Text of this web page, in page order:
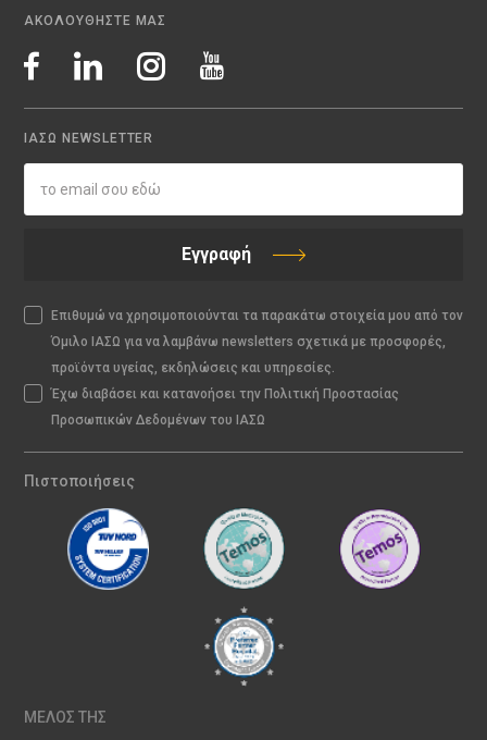
ΑΚΟΛΟΥΘΗΣΤΕ ΜΑΣ
ΙΑΣΩ NEWSLETTER
Εγγραφή
Επιθυμώ να χρησιμοποιούνται τα παρακάτω στοιχεία μου από τον
Όμιλο ΙΑΣΩ για να λαμβάνω newsletters σχετικά με προσφορές,
προϊόντα υγείας, εκδηλώσεις και υπηρεσίες.
Έχω διαβάσει και κατανοήσει την Πολιτική Προστασίας
Προσωπικών Δεδομένων του ΙΑΣΩ
Πιστοποιήσεις
ΜΕΛΟΣ ΤΗΣ